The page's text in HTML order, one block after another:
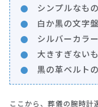
シンプルなも
白か黒の文字
シルバーカラ
大きすぎない
黒の革ベルト
ここから、葬儀の腕時計